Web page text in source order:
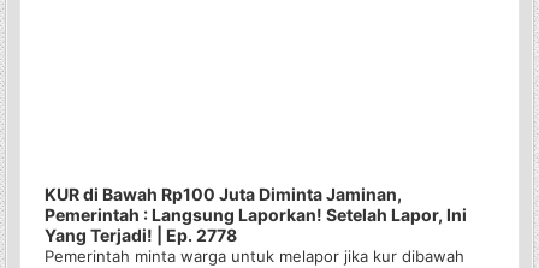
KUR di Bawah Rp100 Juta Diminta Jaminan,
Pemerintah : Langsung Laporkan! Setelah Lapor, Ini
Yang Terjadi! | Ep. 2778
Pemerintah minta warga untuk melapor jika kur dibawah